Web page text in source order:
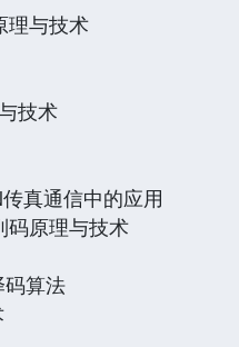
理与技术
技术
真通信中的应用
码原理与技术
算法